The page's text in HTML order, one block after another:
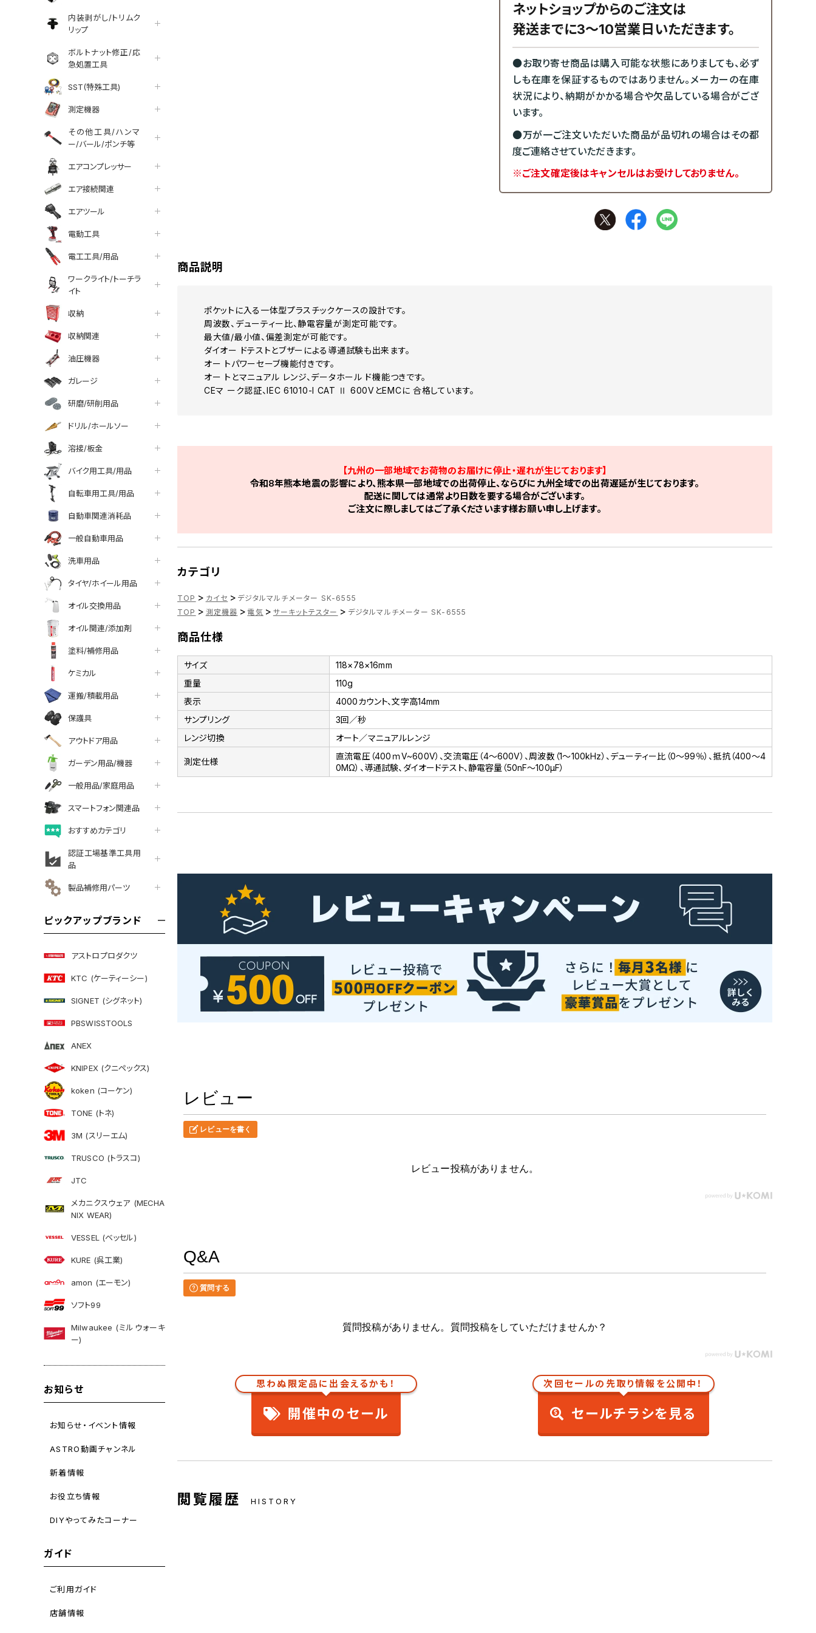
内装剥がし/トリムク
リップ
ボルトナット修正/応
急処置工具
SST(特殊工具)
測定機器
その他工具/ハンマ
ー/バール/ポンチ等
エアコンプレッサー
エア接続関連
エアツール
電動工具
電工工具/用品
ワークライト/トーチラ
イト
収納
収納関連
油圧機器
ガレージ
研磨/研削用品
ドリル/ホールソー
溶接/板金
バイク用工具/用品
自転車用工具/用品
自動車関連消耗品
一般自動車用品
洗車用品
タイヤ/ホイール用品
オイル交換用品
オイル関連/添加剤
塗料/補修用品
ケミカル
運搬/積載用品
保護具
アウトドア用品
ガーデン用品/機器
一般用品/家庭用品
スマートフォン関連品
おすすめカテゴリ
認証工場基準工具用
品
製品補修用パーツ
ピックアップブランド
アストロプロダクツ
KTC (ケーティーシー)
SIGNET (シグネット)
PBSWISSTOOLS
ANEX
KNIPEX (クニペックス)
koken (コーケン)
TONE (トネ)
3M (スリーエム)
TRUSCO (トラスコ)
JTC
メカニクスウェア (MECHA
NIX WEAR)
VESSEL (ベッセル)
KURE (呉工業)
amon (エーモン)
ソフト99
Milwaukee (ミルウォーキ
ー)
お知らせ
お知らせ・イベント情報
ASTRO動画チャンネル
新着情報
お役立ち情報
DIYやってみたコーナー
ガイド
ご利用ガイド
店舗情報
ネットショップからのご注文は
発送までに3～10営業日いただきます。
●お取り寄せ商品は購入可能な状態にありましても、必ず
しも在庫を保証するものではありません。メーカーの在庫
状況により、納期がかかる場合や欠品している場合がござ
います。
●万が一ご注文いただいた商品が品切れの場合はその都
度ご連絡させていただきます。
※ご注文確定後はキャンセルはお受けしておりません。
facebook
line
商品説明
ポケットに入る一体型プラスチックケースの設計です。
周波数、デューティー比、静電容量が測定可能です。
最大値/最小値、偏差測定が可能です。
ダイオー ドテストとブザーによる導通試験も出来ます。
オー トパワーセーブ機能付きです。
オー トとマニュアル レンジ、データホール ド機能つきです。
CEマ ーク認証、lEC 61010-l CAT Ⅱ 600VとEMCに 合格しています。
【九州の一部地域でお荷物のお届けに停止・遅れが生じております】
令和8年熊本地震の影響により、熊本県一部地域での出荷停止、ならびに九州全域での出荷遅延が生じております。
配送に関しては通常より日数を要する場合がございます。
ご注文に際しましてはご了承くださいます様お願い申し上げます。
カテゴリ
TOP > カイセ > デジタルマルチメーター SK-6555
TOP > 測定機器 > 電気 > サーキットテスター > デジタルマルチメーター SK-6555
商品仕様
サイズ
118×78×16mm
重量
110g
表示
4000カウント、文字高14mm
サンプリング
3回／秒
レンジ切換
オート／マニュアルレンジ
測定仕様
直流電圧（400ｍV~600V）、交流電圧（4～600V）、周波数（1～100kHz）、デューティー比（0～99％）、抵抗（400～4
0MΩ）、導通試験、ダイオードテスト、静電容量（50nF～100μF）
レビュー
レビューを書く
レビュー投稿がありません。
Q&A
質問する
質問投稿がありません。質問投稿をしていただけませんか？
思わぬ限定品に出会えるかも！
開催中のセール
次回セールの先取り情報を公開中！
セールチラシを見る
閲覧履歴 HISTORY